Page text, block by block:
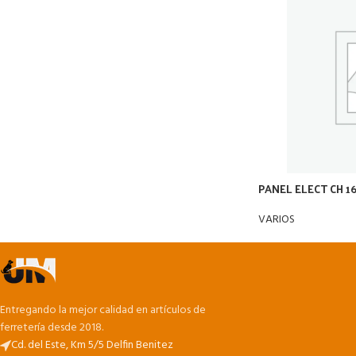
PANEL ELECT CH
VARIOS
Entregando la mejor calidad en artículos de
ferretería desde 2018.
Cd. del Este, Km 5/5 Delfin Benitez